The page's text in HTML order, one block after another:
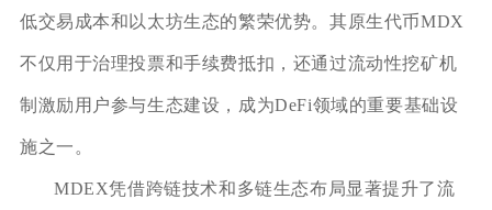
低交易成本和以太坊生态的繁荣优势。其原生代币MDX
不仅用于治理投票和手续费抵扣，还通过流动性挖矿机
制激励用户参与生态建设，成为DeFi领域的重要基础设
施之一。
MDEX凭借跨链技术和多链生态布局显著提升了流